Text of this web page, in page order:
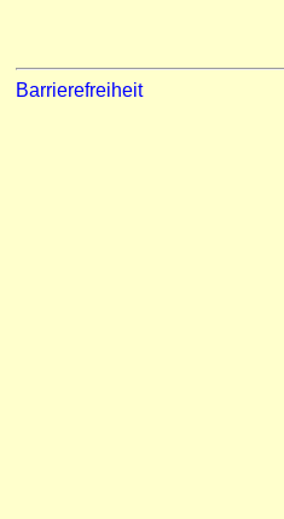
Barrierefreiheit